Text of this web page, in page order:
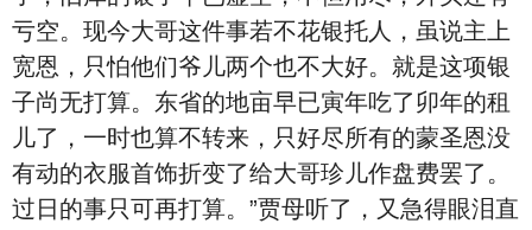
亏空。现今大哥这件事若不花银托人，虽说主上
宽恩，只怕他们爷儿两个也不大好。就是这项银
子尚无打算。东省的地亩早已寅年吃了卯年的租
儿了，一时也算不转来，只好尽所有的蒙圣恩没
有动的衣服首饰折变了给大哥珍儿作盘费罢了。
过日的事只可再打算。”贾母听了，又急得眼泪直